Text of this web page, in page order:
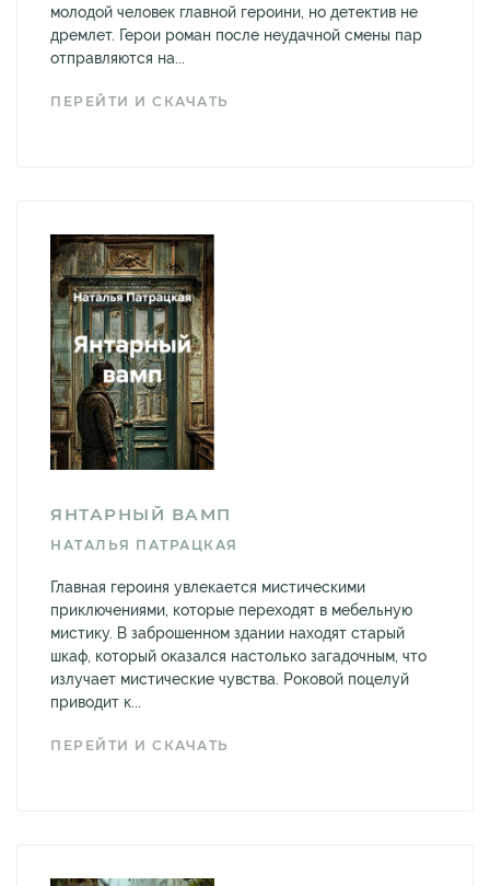
молодой человек главной героини, но детектив не
дремлет. Герои роман после неудачной смены пар
отправляются на...
ПЕРЕЙТИ И СКАЧАТЬ
ЯНТАРНЫЙ ВАМП
НАТАЛЬЯ ПАТРАЦКАЯ
Главная героиня увлекается мистическими
приключениями, которые переходят в мебельную
мистику. В заброшенном здании находят старый
шкаф, который оказался настолько загадочным, что
излучает мистические чувства. Роковой поцелуй
приводит к...
ПЕРЕЙТИ И СКАЧАТЬ